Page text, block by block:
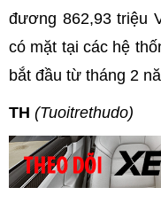
đương 862,93 triệu
có mặt tại các hệ
bắt đầu từ tháng 2
TH (Tuoitrethudo)